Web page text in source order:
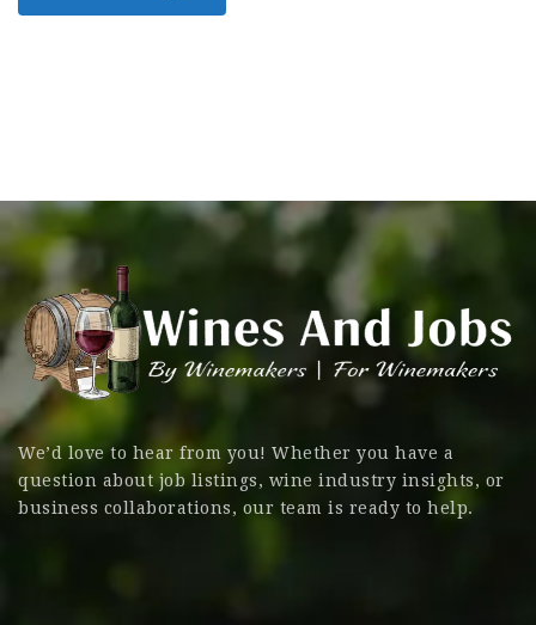
We’d love to hear from you! Whether you have a
question about job listings, wine industry insights, or
business collaborations, our team is ready to help.